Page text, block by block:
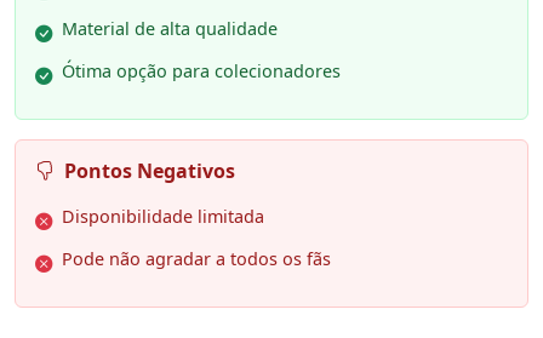
Material de alta qualidade
Ótima opção para colecionadores
Pontos Negativos
Disponibilidade limitada
Pode não agradar a todos os fãs